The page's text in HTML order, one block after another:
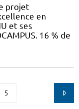
projet
en
et ses
16 % de
5